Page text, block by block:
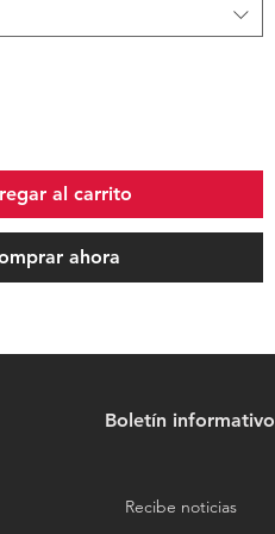
al carrito
ahora
Boletín informativo
Recibe noticias